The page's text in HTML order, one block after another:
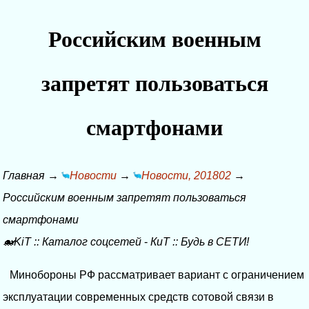
Российским военным
запретят пользоваться
смартфонами
Главная → Новости → Новости, 201802 →
Российским военным запретят пользоваться
смартфонами
🐋KiT:: Каталог соцсетей - КиТ:: Будь в СЕТИ!
Минобороны РФ рассматривает вариант с ограничением
эксплуатации современных средств сотовой связи в